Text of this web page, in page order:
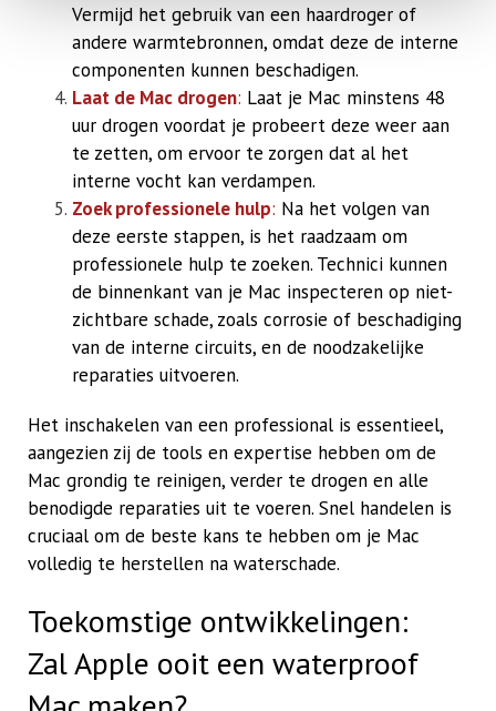
Vermijd het gebruik van een haardroger of
andere warmtebronnen, omdat deze de interne
componenten kunnen beschadigen.
Laat de Mac drogen: Laat je Mac minstens 48
uur drogen voordat je probeert deze weer aan
te zetten, om ervoor te zorgen dat al het
interne vocht kan verdampen.
Zoek professionele hulp: Na het volgen van
deze eerste stappen, is het raadzaam om
professionele hulp te zoeken. Technici kunnen
de binnenkant van je Mac inspecteren op niet-
zichtbare schade, zoals corrosie of beschadiging
van de interne circuits, en de noodzakelijke
reparaties uitvoeren.
Het inschakelen van een professional is essentieel,
aangezien zij de tools en expertise hebben om de
Mac grondig te reinigen, verder te drogen en alle
benodigde reparaties uit te voeren. Snel handelen is
cruciaal om de beste kans te hebben om je Mac
volledig te herstellen na waterschade.
Toekomstige ontwikkelingen:
Zal Apple ooit een waterproof